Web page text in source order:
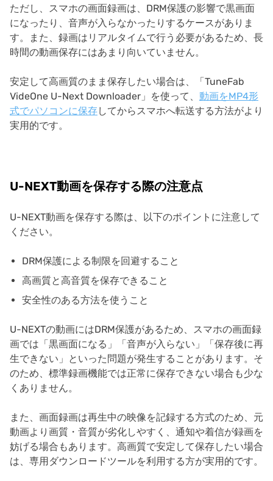
ただし、スマホの画面録画は、DRM保護の影響で黒画面
になったり、音声が入らなかったりするケースがありま
す。また、録画はリアルタイムで行う必要があるため、長
時間の動画保存にはあまり向いていません。
安定して高画質のまま保存したい場合は、「TuneFab
VideOne U-Next Downloader」を使って、 動画をMP4形
式でパソコンに保存してからスマホへ転送する方法がより
実用的です。
U-NEXT動画を保存する際の注意点
U-NEXT動画を保存する際は、以下のポイントに注意して
ください。
DRM保護による制限を回避すること
高画質と高音質を保存できること
安全性のある方法を使うこと
U-NEXTの動画にはDRM保護があるため、スマホの画面録
画では「黒画面になる」「音声が入らない」「保存後に再
生できない」といった問題が発生することがあります。そ
のため、標準録画機能では正常に保存できない場合も少な
くありません。
また、画面録画は再生中の映像を記録する方式のため、元
動画より画質・音質が劣化しやすく、通知や着信が録画を
妨げる場合もあります。高画質で安定して保存したい場合
は、専用ダウンロードツールを利用する方が実用的です。